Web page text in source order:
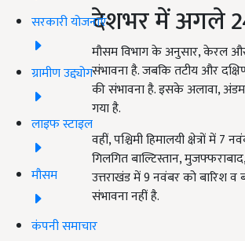
सरकारी योजनाएं
ग्रामीण उद्द्योग
लाइफ स्टाइल
मौसम
कंपनी समाचार
देशभर में अगले
मौसम विभाग के अनुसार, केरल
संभावना है. जबकि तटीय और
की संभावना है. इसके अलावा,
गया है.
वहीं, पश्चिमी हिमालयी क्षेत्रों में
गिलगित बाल्टिस्तान,
उत्तराखंड में 9 नवंबर को बारिश
संभावना नहीं है.